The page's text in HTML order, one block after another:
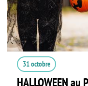
31 octobre
HALLOWEEN